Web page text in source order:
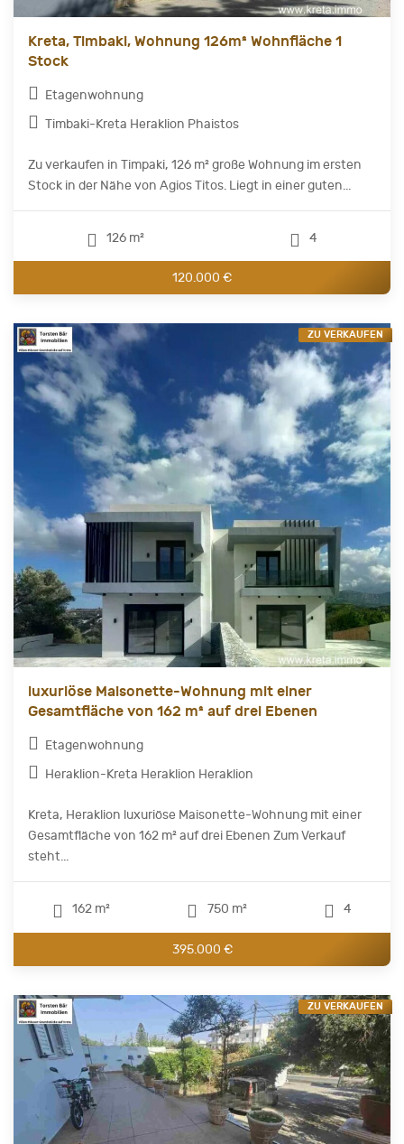
Kreta, Timbaki, Wohnung 126m² Wohnfläche 1
Stock
Etagenwohnung
Timbaki-Kreta Heraklion Phaistos
Zu verkaufen in Timpaki, 126 m² große Wohnung im ersten
Stock in der Nähe von Agios Titos. Liegt in einer guten...
126 m² 4
120.000 €
luxuriöse Maisonette-Wohnung mit einer
Gesamtfläche von 162 m² auf drei Ebenen
Etagenwohnung
Heraklion-Kreta Heraklion Heraklion
Kreta, Heraklion luxuriöse Maisonette-Wohnung mit einer
Gesamtfläche von 162 m² auf drei Ebenen Zum Verkauf
steht...
162 m² 750 m² 4
395.000 €
ZU VERKAUFEN
ZU VERKAUFEN